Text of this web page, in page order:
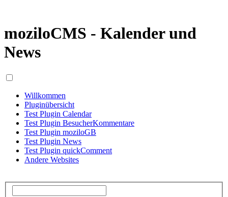
moziloCMS - Kalender und
News
Willkommen
Pluginübersicht
Test Plugin Calendar
Test Plugin BesucherKommentare
Test Plugin moziloGB
Test Plugin News
Test Plugin quickComment
Andere Websites